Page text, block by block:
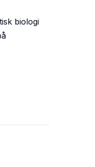
biologi